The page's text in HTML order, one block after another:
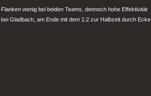
Flanken wenig bei beiden Teams, dennoch hohe Effektivität
bei Gladbach, am Ende mit dem 1:2 zur Halbzeit durch Ecke.